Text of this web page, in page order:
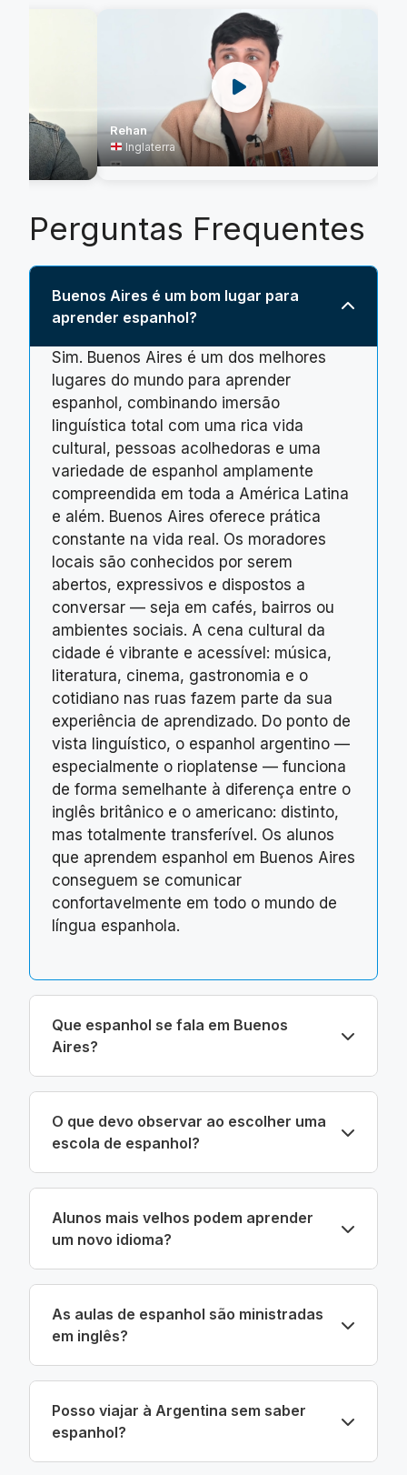
Rehan
Inglaterra
Perguntas Frequentes
Buenos Aires é um bom lugar para
aprender espanhol?
Sim. Buenos Aires é um dos melhores
lugares do mundo para aprender
espanhol, combinando imersão
linguística total com uma rica vida
cultural, pessoas acolhedoras e uma
variedade de espanhol amplamente
compreendida em toda a América Latina
e além. Buenos Aires oferece prática
constante na vida real. Os moradores
locais são conhecidos por serem
abertos, expressivos e dispostos a
conversar — seja em cafés, bairros ou
ambientes sociais. A cena cultural da
cidade é vibrante e acessível: música,
literatura, cinema, gastronomia e o
cotidiano nas ruas fazem parte da sua
experiência de aprendizado. Do ponto de
vista linguístico, o espanhol argentino —
especialmente o rioplatense — funciona
de forma semelhante à diferença entre o
inglês britânico e o americano: distinto,
mas totalmente transferível. Os alunos
que aprendem espanhol em Buenos Aires
conseguem se comunicar
confortavelmente em todo o mundo de
língua espanhola.
Que espanhol se fala em Buenos
Aires?
O que devo observar ao escolher uma
escola de espanhol?
Alunos mais velhos podem aprender
um novo idioma?
As aulas de espanhol são ministradas
em inglês?
Posso viajar à Argentina sem saber
espanhol?